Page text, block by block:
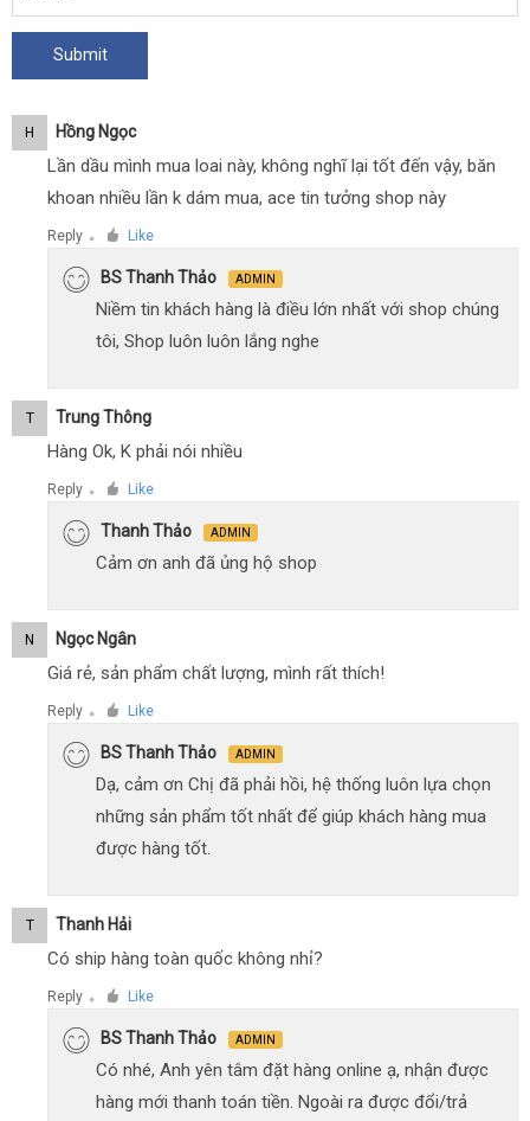
H Hồng Ngọc
Lần dầu mình mua loai này, không nghĩ lại tốt đến vậy, băn
khoan nhiều lần k dám mua, ace tin tưởng shop này
Reply ● Like
BS Thanh Thảo ADMIN
Niềm tin khách hàng là điều lớn nhất với shop chúng
tôi, Shop luôn luôn lắng nghe
T Trung Thông
Hàng Ok, K phải nói nhiều
Reply ● Like
Thanh Thảo ADMIN
Cảm ơn anh đã ủng hộ shop
N Ngọc Ngân
Giá rẻ, sản phẩm chất lượng, mình rất thích!
Reply ● Like
BS Thanh Thảo ADMIN
Dạ, cảm ơn Chị đã phải hồi, hệ thống luôn lựa chọn
những sản phẩm tốt nhất để giúp khách hàng mua
được hàng tốt.
T Thanh Hải
Có ship hàng toàn quốc không nhỉ?
Reply ● Like
BS Thanh Thảo ADMIN
Có nhé, Anh yên tâm đặt hàng online ạ, nhận được
hàng mới thanh toán tiền. Ngoài ra được đổi/trả